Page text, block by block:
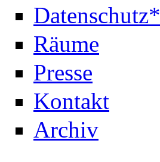
Datenschutz*
Räume
Presse
Kontakt
Archiv